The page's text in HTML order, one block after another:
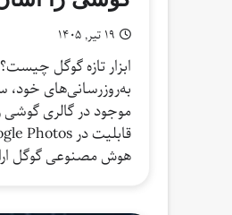
۱۹ تیر, ۱۴۰۵
ابزار تازه گوگل
به‌روزرسانی‌های
موجود در گالری گوشی
هوش مصنوعی گوگل